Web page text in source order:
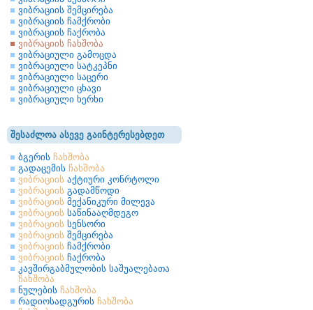
ვიბრაციის შემცირება
ვიბრაციის ჩამქრობი
ვიბრაციის ჩაქრობა
ვიბრაციის ჩახშობა
ვიბრაციული გამოცდა
ვიბრაციული სატკეპნი
ვიბრაციული საცერი
ვიბრაციული ცხავი
ვიბრაციული ხერხი
შესაძლოა ასევე გაინტერესებდეთ
ბგერის ჩახშობა
გადაცემის ჩახშობა
ვიბრაციის აქტიური კონრტოლი
ვიბრაციის გადამწოდი
ვიბრაციის მექანიკური მილევა
ვიბრაციის საწინააღმდეგო
ვიბრაციის სენსორი
ვიბრაციის შემცირება
ვიბრაციის ჩამქრობი
ვიბრაციის ჩაქრობა
კავშირგაბმულობის საშუალებათა
ჩახშობა
ნულების ჩახშობა
რადიოსადგურის ჩახშობა